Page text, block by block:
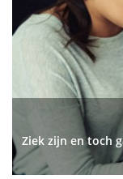
Ziek zijn en toch